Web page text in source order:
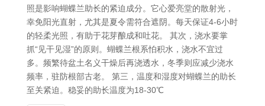
照是影响蝴蝶兰助长的紧迫成分。它心爱亮堂的散射光，
幸免阳光直射，尤其是夏令需符合遮阴。每天保证4-6小时
的轻柔光照，有助于花芽酿成和吐花。 其次，浇水要掌
抓“见干见湿”的原则。蝴蝶兰根系怕积水，浇水不宜过
多。频繁待盆土名义干燥后再浇透水，冬季则应减少浇水
频率，驻防根部古老。 第三，温度和湿度对蝴蝶兰的助长
至关紧迫。稳妥的助长温度为18-30℃